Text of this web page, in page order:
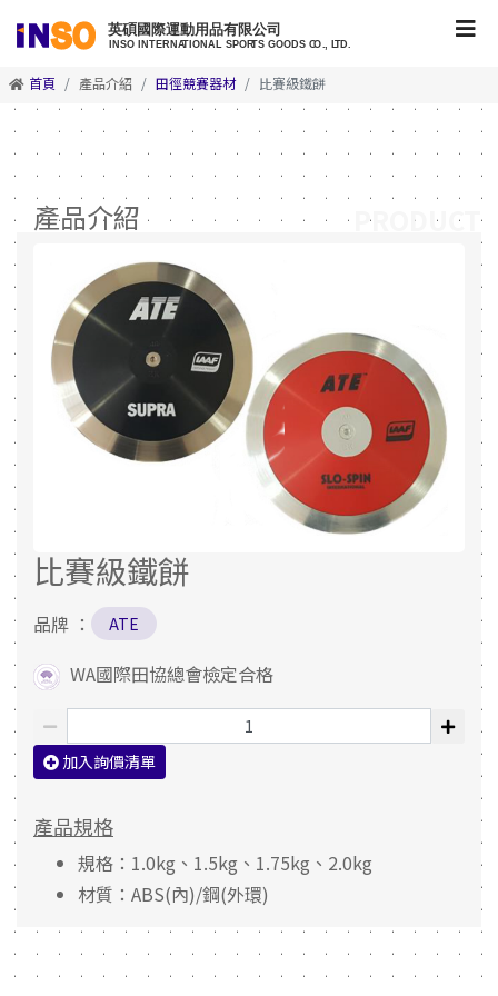
首頁 產品介紹 田徑競賽器材 比賽級鐵餅
產品介紹
比賽級鐵餅
品牌 ： ATE
WA國際田協總會檢定合格
加入詢價清單
產品規格
規格：1.0kg、1.5kg、1.75kg、2.0kg
材質：ABS(內)/鋼(外環)
PRODUCT